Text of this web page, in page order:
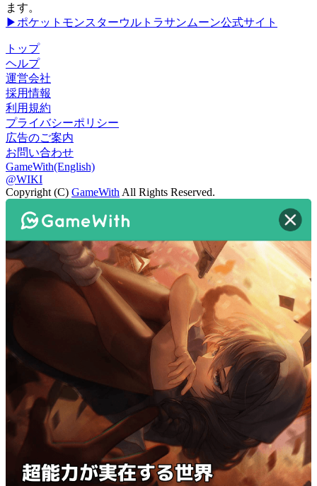
ます。
▶ポケットモンスターウルトラサンムーン公式サイト
トップ
ヘルプ
運営会社
採用情報
利用規約
プライバシーポリシー
広告のご案内
お問い合わせ
GameWith(English)
@WIKI
Copyright (C) GameWith All Rights Reserved.